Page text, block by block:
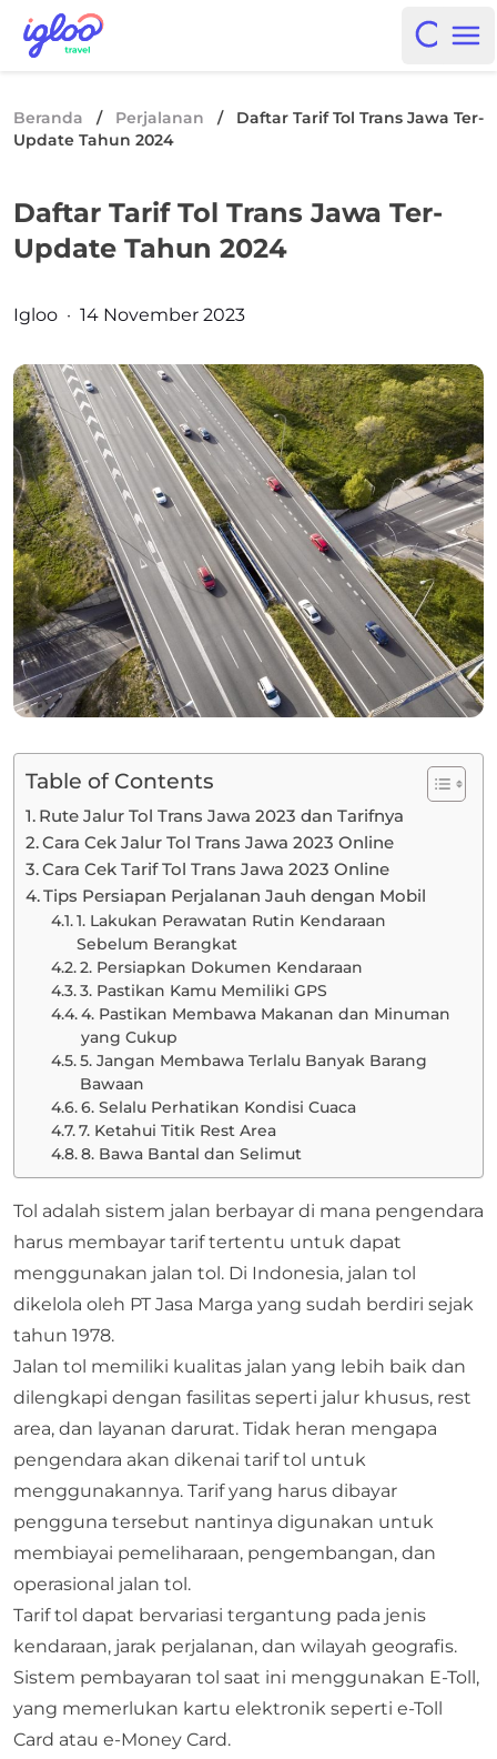
Skip to content
Igloo Blog
Open
Beranda / Perjalanan /
Daftar Tarif Tol Trans Jawa Ter-
Update Tahun 2024
Daftar Tarif Tol Trans Jawa Ter-
Update Tahun 2024
Posted by
Igloo · 14 November 2023
Table of Contents
Rute Jalur Tol Trans Jawa 2023 dan Tarifnya
Cara Cek Jalur Tol Trans Jawa 2023 Online
Cara Cek Tarif Tol Trans Jawa 2023 Online
Tips Persiapan Perjalanan Jauh dengan Mobil
1. Lakukan Perawatan Rutin Kendaraan
Sebelum Berangkat
2. Persiapkan Dokumen Kendaraan
3. Pastikan Kamu Memiliki GPS
4. Pastikan Membawa Makanan dan Minuman
yang Cukup
5. Jangan Membawa Terlalu Banyak Barang
Bawaan
6. Selalu Perhatikan Kondisi Cuaca
7. Ketahui Titik Rest Area
8. Bawa Bantal dan Selimut
Tol adalah sistem jalan berbayar di mana pengendara
harus membayar tarif tertentu untuk dapat
menggunakan jalan tol. Di Indonesia, jalan tol
dikelola oleh PT Jasa Marga yang sudah berdiri sejak
tahun 1978.
Jalan tol memiliki kualitas jalan yang lebih baik dan
dilengkapi dengan fasilitas seperti jalur khusus, rest
area, dan layanan darurat. Tidak heran mengapa
pengendara akan dikenai tarif tol untuk
menggunakannya. Tarif yang harus dibayar
pengguna tersebut nantinya digunakan untuk
membiayai pemeliharaan, pengembangan, dan
operasional jalan tol.
Tarif tol dapat bervariasi tergantung pada jenis
kendaraan, jarak perjalanan, dan wilayah geografis.
Sistem pembayaran tol saat ini menggunakan E-Toll,
yang memerlukan kartu elektronik seperti e-Toll
Card atau e-Money Card.